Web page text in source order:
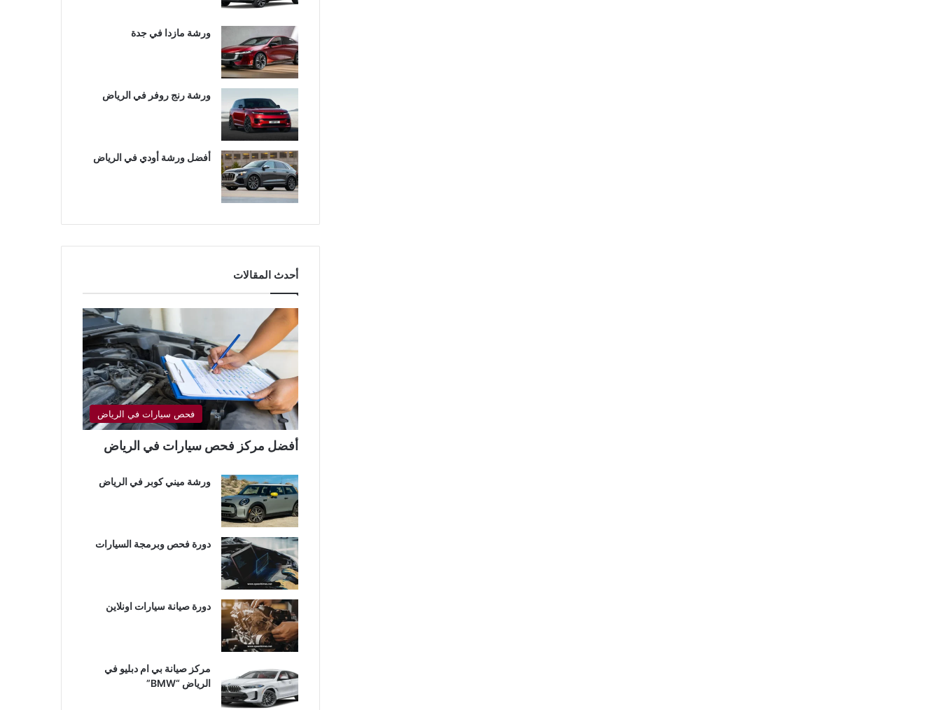
ورشة مازدا في جدة
ورشة رنج روفر في الرياض
أفضل ورشة أودي في الرياض
أحدث المقالات
فحص سيارات في الرياض
أفضل مركز فحص سيارات في الرياض
ورشة ميني كوبر في الرياض
دورة فحص وبرمجة السيارات
دورة صيانة سيارات اونلاين
مركز صيانة بي ام دبليو في
الرياض “BMW”